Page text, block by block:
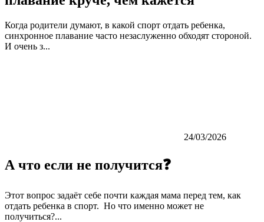
Когда родители думают, в какой спорт отдать ребенка,
синхронное плавание часто незаслуженно обходят стороной.
И очень з...
24/03/2026
А что если не получится❓
Этот вопрос задаёт себе почти каждая мама перед тем, как
отдать ребенка в спорт. Но что именно может не
получиться?...